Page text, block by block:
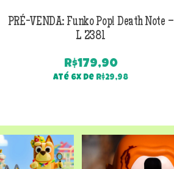
PRÉ-VENDA: Funko Pop! Death Note –
L 2381
R$179,90
Até 6x de R$29,98